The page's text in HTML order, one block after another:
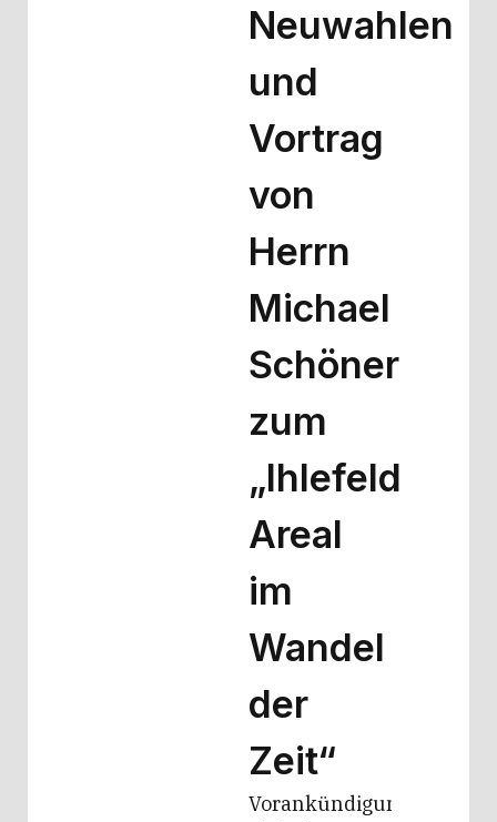
Neuwahlen
und
Vortrag
von
Herrn
Michael
Schöner
zum
„Ihlefeld
Areal
im
Wandel
der
Zeit“
Vorankündigung.